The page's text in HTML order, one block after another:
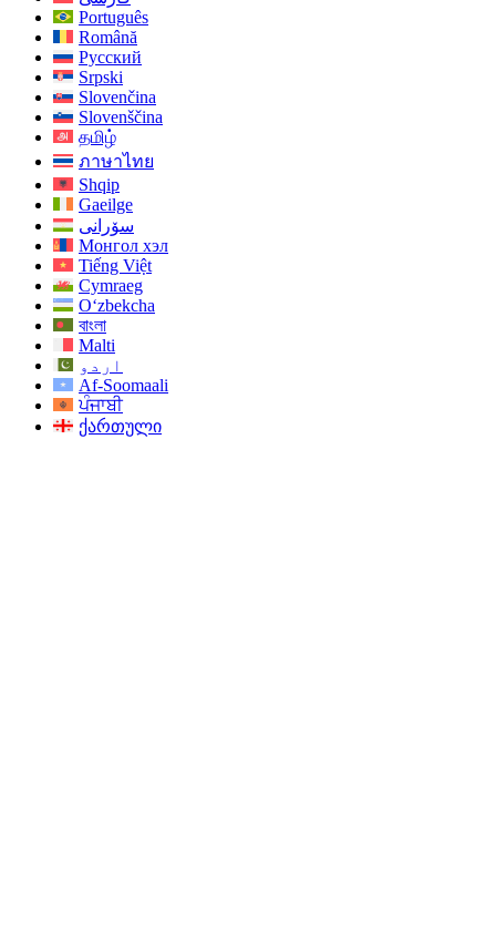
Português
Română
Русский
Srpski
Slovenčina
Slovenščina
தமிழ்
ภาษาไทย
Shqip
Gaeilge
سۆرانی
Монгол хэл
Tiếng Việt
Cymraeg
O‘zbekcha
বাংলা
Malti
اردو
Af-Soomaali
ਪੰਜਾਬੀ
ქართული